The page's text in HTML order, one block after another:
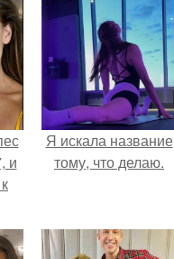
и
Я искала название
тому, что делаю.